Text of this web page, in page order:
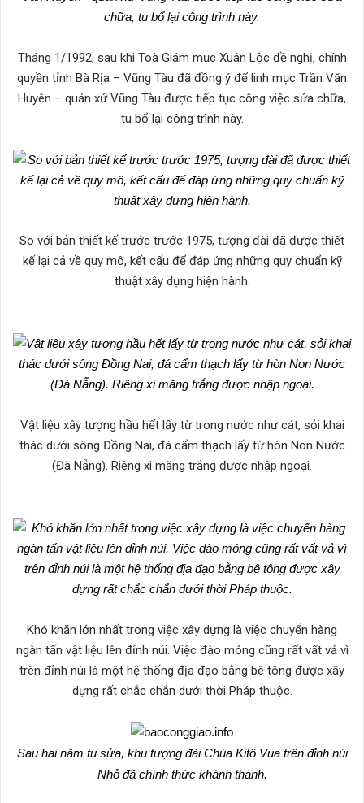
Tháng 1/1992, sau khi Toà Giám mục Xuân Lộc đề nghị, chính
quyền tỉnh Bà Rịa – Vũng Tàu đã đồng ý để linh mục Trần Văn
Huyên – quản xứ Vũng Tàu được tiếp tục công việc sửa chữa,
tu bổ lại công trình này.
So với bản thiết kế trước trước 1975, tượng đài đã được thiết
kế lại cả về quy mô, kết cấu để đáp ứng những quy chuẩn kỹ
thuật xây dựng hiện hành.
Vật liệu xây tượng hầu hết lấy từ trong nước như cát, sỏi khai
thác dưới sông Đồng Nai, đá cẩm thạch lấy từ hòn Non Nước
(Đà Nẵng). Riêng xi măng trắng được nhập ngoại.
Khó khăn lớn nhất trong việc xây dựng là việc chuyển hàng
ngàn tấn vật liệu lên đỉnh núi. Việc đào móng cũng rất vất vả vì
trên đỉnh núi là một hệ thống địa đạo bằng bê tông được xây
dựng rất chắc chắn dưới thời Pháp thuộc.
Sau hai năm tu sửa, khu tượng đài Chúa Kitô Vua trên đỉnh núi
Nhỏ đã chính thức khánh thành.